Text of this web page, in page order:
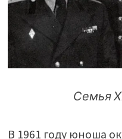
Семья
В 1961 году юноша